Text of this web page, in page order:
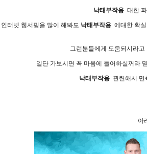
낙태부작용 대한
인터넷 웹서핑을 많이 해봐도 낙태부작용에대한 확실
그런분들에게 도움되시라고
일단 가보시면 꼭 마음에 들어하실꺼라
낙태부작용관련해서 만
아